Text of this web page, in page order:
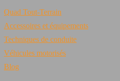
Quad Tout-Terrain
Accessoires et équipements
Techniques de conduite
Véhicules motorisés
Blog